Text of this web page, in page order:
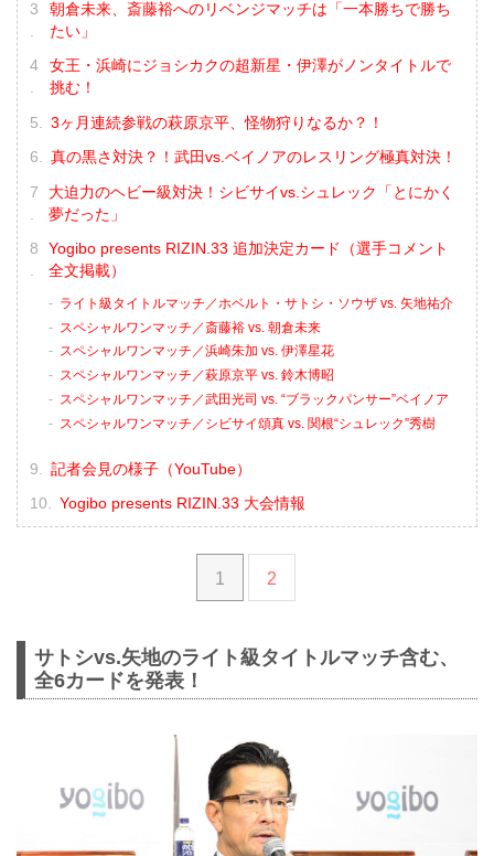
朝倉未来、斎藤裕へのリベンジマッチは「一本勝ちで勝ち
たい」
女王・浜崎にジョシカクの超新星・伊澤がノンタイトルで
挑む！
3ヶ月連続参戦の萩原京平、怪物狩りなるか？！
真の黒さ対決？！武田vs.ベイノアのレスリング極真対決！
大迫力のヘビー級対決！シビサイvs.シュレック「とにかく
夢だった」
Yogibo presents RIZIN.33 追加決定カード（選手コメント
全文掲載）
ライト級タイトルマッチ／ホベルト・サトシ・ソウザ vs. 矢地祐介
スペシャルワンマッチ／斎藤裕 vs. 朝倉未来
スペシャルワンマッチ／浜崎朱加 vs. 伊澤星花
スペシャルワンマッチ／萩原京平 vs. 鈴木博昭
スペシャルワンマッチ／武田光司 vs. “ブラックパンサー”ベイノア
スペシャルワンマッチ／シビサイ頌真 vs. 関根“シュレック”秀樹
記者会見の様子（YouTube）
Yogibo presents RIZIN.33 大会情報
1 2
サトシvs.矢地のライト級タイトルマッチ含む、
全6カードを発表！